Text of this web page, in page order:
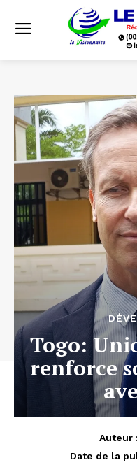
Togo:
renforce
Auteur :
Date de la